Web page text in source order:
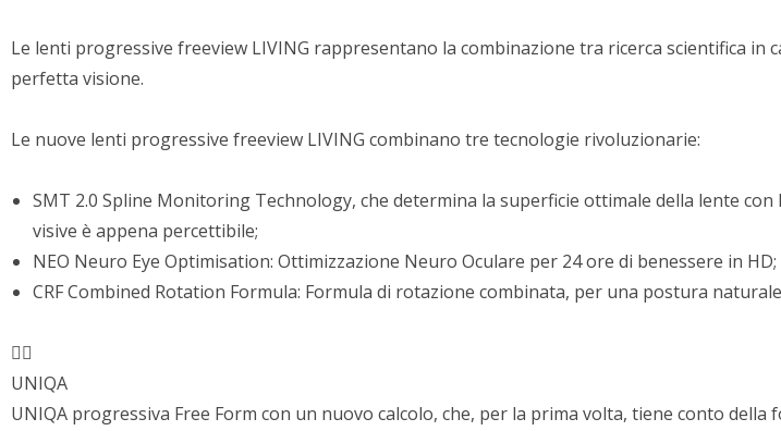
Le lenti progressive freeview LIVING rappresentano la combinazione tra ricerca scientifica
perfetta visione.
Le nuove lenti progressive freeview LIVING combinano tre tecnologie rivoluzionarie:
SMT 2.0 Spline Monitoring Technology, che determina la superficie ottimale della lente
visive è appena percettibile;
NEO Neuro Eye Optimisation: Ottimizzazione Neuro Oculare per 24 ore di benessere in HD;
CRF Combined Rotation Formula: Formula di rotazione combinata, per una postura
UNIQA
UNIQA progressiva Free Form con un nuovo calcolo, che, per la prima volta, tiene conto